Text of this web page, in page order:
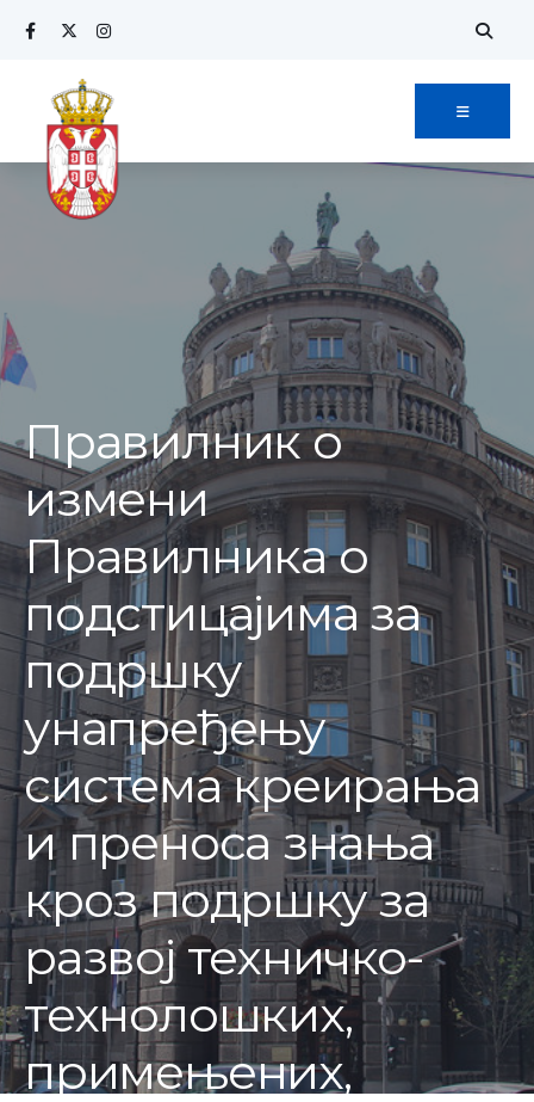
Skip
content
Правилник о
измени
Правилника о
подстицајима за
подршку
унапређењу
система креирања
и преноса знања
кроз подршку за
развој техничко-
технолошких,
примењених,
Search